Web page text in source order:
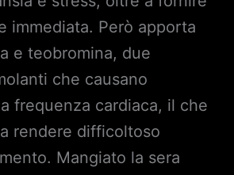
immediata. Però apporta
e teobromina, due
che causano
frequenza cardiaca, il che
rendere difficoltoso
Mangiato la sera